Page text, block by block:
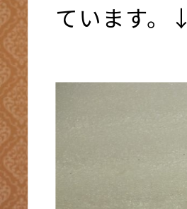
ています。↓